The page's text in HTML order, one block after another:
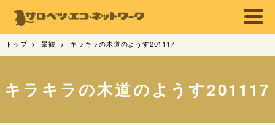
トップ 景観 キラキラの木道のようす201117
キラキラの木道のようす201117